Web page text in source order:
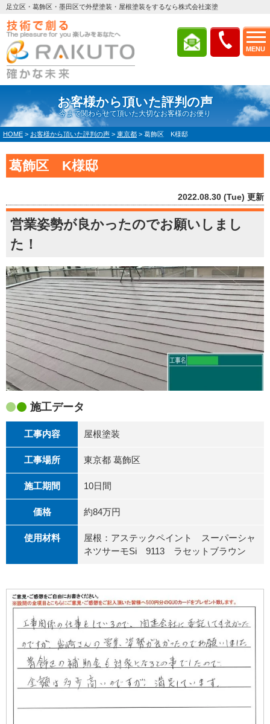
MENU
足立区・葛飾区・墨田区で外壁塗装・屋根塗装をするなら株式会社楽塗
お客様から頂いた評判の声
今まで関わらせて頂いた大切なお客様のお便り
HOME > お客様から頂いた評判の声 > 東京都 > 葛飾区 K様邸
葛飾区 K様邸
2022.08.30 (Tue) 更新
営業姿勢が良かったのでお願いしまし
た！
施工データ
工事内容 屋根塗装
工事場所 東京都 葛飾区
施工期間 10日間
価格 約84万円
使用材料
屋根：アステックペイント スーパーシャ
ネツサーモSi 9113 ラセットブラウン